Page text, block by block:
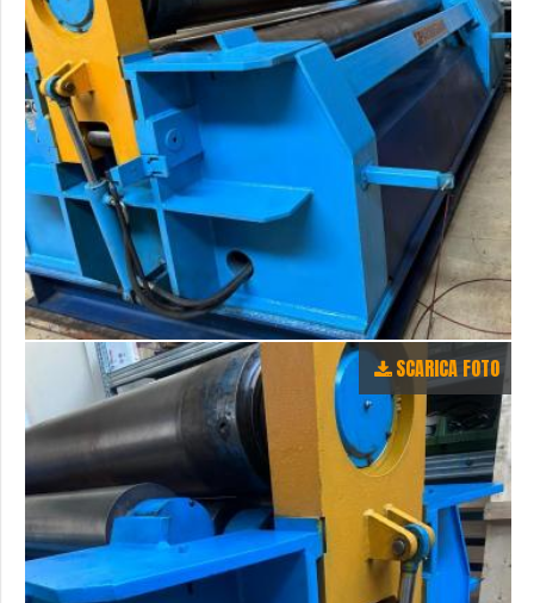
SCARICA FOTO